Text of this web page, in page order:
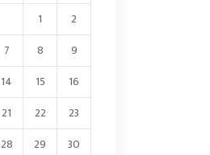
1
2
7 8
9
14 15
16
21 22
23
28 29
30